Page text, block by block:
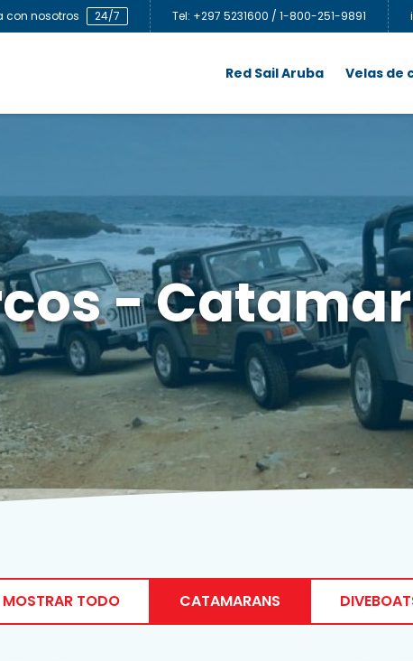
con nosotros 24/7 Tel: +297 5231600 / 1-800-251-9891
Red Sail Aruba Velas de
-
MOSTRAR TODO CATAMARANS